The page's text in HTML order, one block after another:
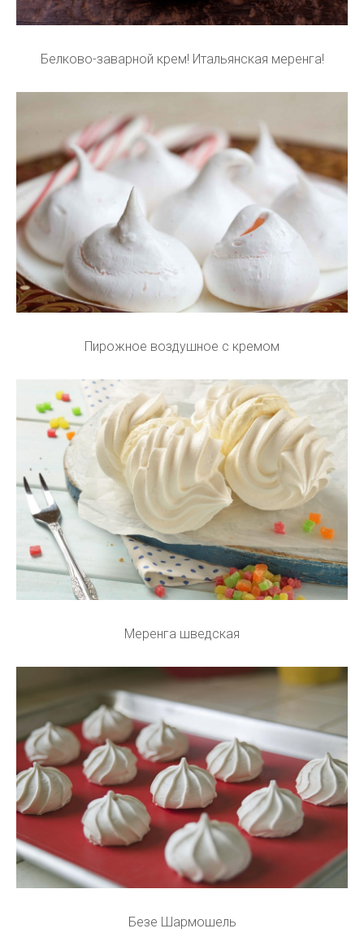
Белково-заварной крем! Итальянская меренга!
Пирожное воздушное с кремом
Меренга шведская
Безе Шармошель